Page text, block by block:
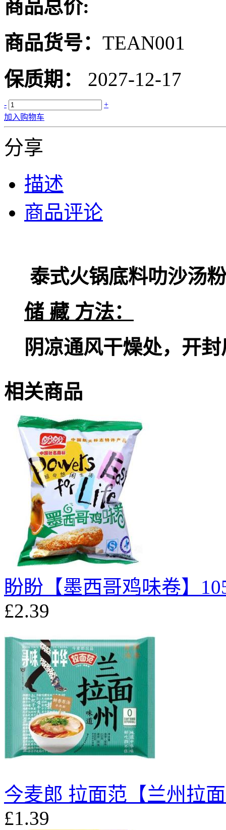
商品总价:
商品货号： TEAN001
保质期： 2027-12-17
-
+
加入购物车
分享
描述
商品评论
泰式火锅底料叻沙汤粉
储 藏 方法：
阴凉通风干燥处，开
相关商品
盼盼【墨西哥鸡味卷】
£2.39
今麦郎 拉面范【兰州拉
£1.39